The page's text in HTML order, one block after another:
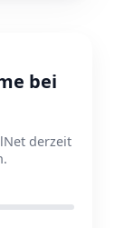
bei
derzeit